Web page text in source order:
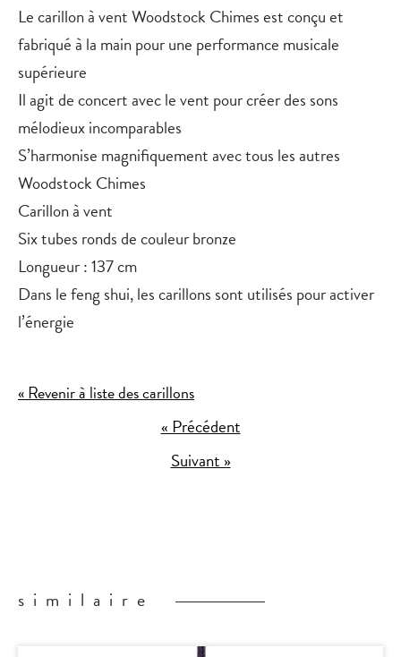
Le carillon à vent Woodstock Chimes est conçu et
fabriqué à la main pour une performance musicale
supérieure
Il agit de concert avec le vent pour créer des sons
mélodieux incomparables
S’harmonise magnifiquement avec tous les autres
Woodstock Chimes
Carillon à vent
Six tubes ronds de couleur bronze
Longueur : 137 cm
Dans le feng shui, les carillons sont utilisés pour activer
l’énergie
« Revenir à liste des carillons
« Précédent
Suivant »
similaire